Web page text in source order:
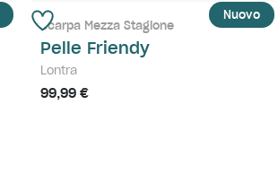
Nuovo
Scarpa Mezza Stagione
Pelle Friendy
Lontra
99,99 €